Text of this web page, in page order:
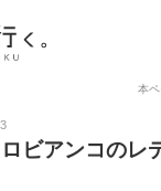
本
ビアンコのレ